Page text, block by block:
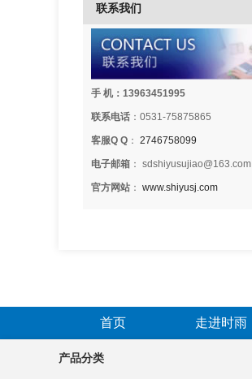
联系我们
手 机：13963451995
联系电话 ：0531-75875865
客服Q Q ： 2746758099
电子邮箱 ： sdshiyusujiao@163.com
官方网站 ： www.shiyusj.com
首页 走进时雨
产品分类